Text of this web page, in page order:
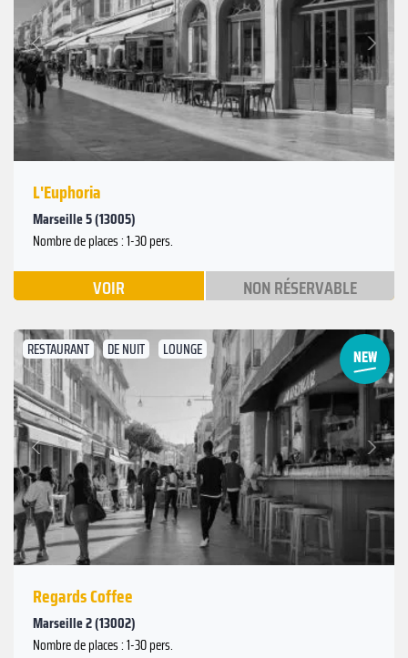
Précédent
Suivant
L'Euphoria
Marseille 5 (13005)
Nombre de places : 1-30 pers.
VOIR NON RÉSERVABLE
RESTAURANT DE NUIT LOUNGE
Précédent
Suivant
Regards Coffee
Marseille 2 (13002)
Nombre de places : 1-30 pers.